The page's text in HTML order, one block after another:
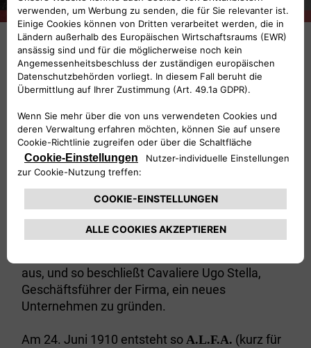
Erste A.L.F.A-Werbung
Italiana Automobili Darracq , gegründet, die aus
der Londoner Tochtergesellschaft des damals
bekanntesten und erfolgreichsten französischen
Automobilherstellers hervorging.
Da ein gut ausgestatteter Standort unabdinglich
war, war das Unternehmen gezwungen, seinen
Räumlichkeiten nach Mailand, nachPortello, zu
aus, und so beschließt Cavaliere Ugo Stella,
Geschäftsführer der Firma, ein neues
Unternehmen zu gründen.
Am 24. Juni 1910 entsteht so A.L.F.A. (kurz für